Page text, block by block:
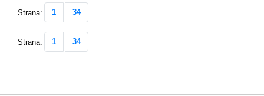
Strana: 1 34
Strana: 1 34